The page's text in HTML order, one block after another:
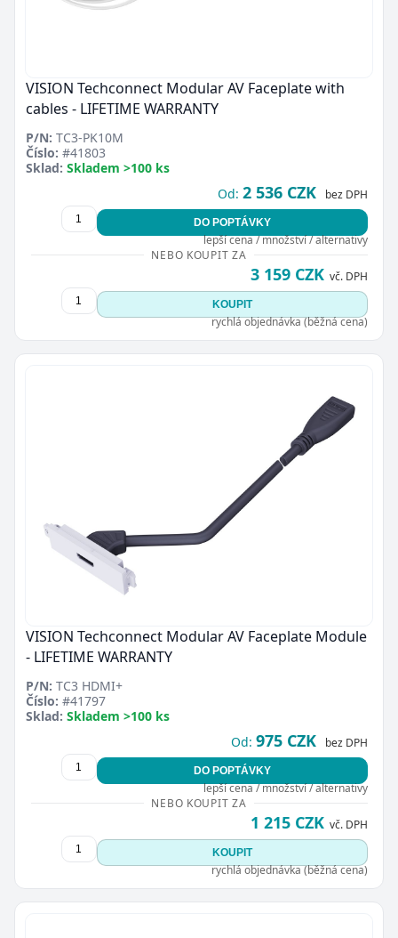
VISION Techconnect Modular AV Faceplate with
cables - LIFETIME WARRANTY
P/N: TC3-PK10M
Číslo: #41803
Sklad: Skladem >100 ks
Od: 2 536 CZK bez DPH
DO POPTÁVKY
lepší cena / množství / alternativy
NEBO KOUPIT ZA
3 159 CZK vč. DPH
KOUPIT
rychlá objednávka (běžná cena)
VISION Techconnect Modular AV Faceplate Module
- LIFETIME WARRANTY
P/N: TC3 HDMI+
Číslo: #41797
Sklad: Skladem >100 ks
Od: 975 CZK bez DPH
DO POPTÁVKY
lepší cena / množství / alternativy
NEBO KOUPIT ZA
1 215 CZK vč. DPH
KOUPIT
rychlá objednávka (běžná cena)